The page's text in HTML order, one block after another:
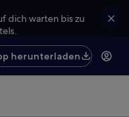
dich warten bis zu
herunterladen